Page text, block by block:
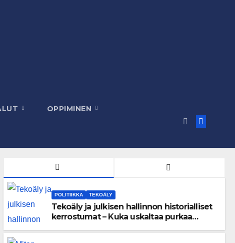
OPPIMINEN
POLITIIKKA TEKOÄLY
Tekoäly ja julkisen hallinnon historialliset
kerrostumat – Kuka uskaltaa purkaa